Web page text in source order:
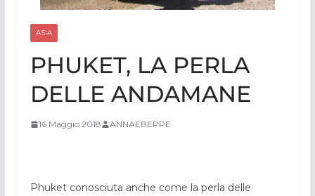
ASIA
PHUKET, LA PERLA
DELLE ANDAMANE
16 Maggio 2018 ANNAEBEPPE
Phuket conosciuta anche come la perla delle